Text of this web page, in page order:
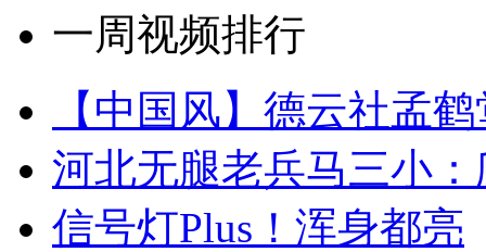
一周视频排行
【中国风】德云社孟
河北无腿老兵马三小
信号灯Plus！浑身都亮